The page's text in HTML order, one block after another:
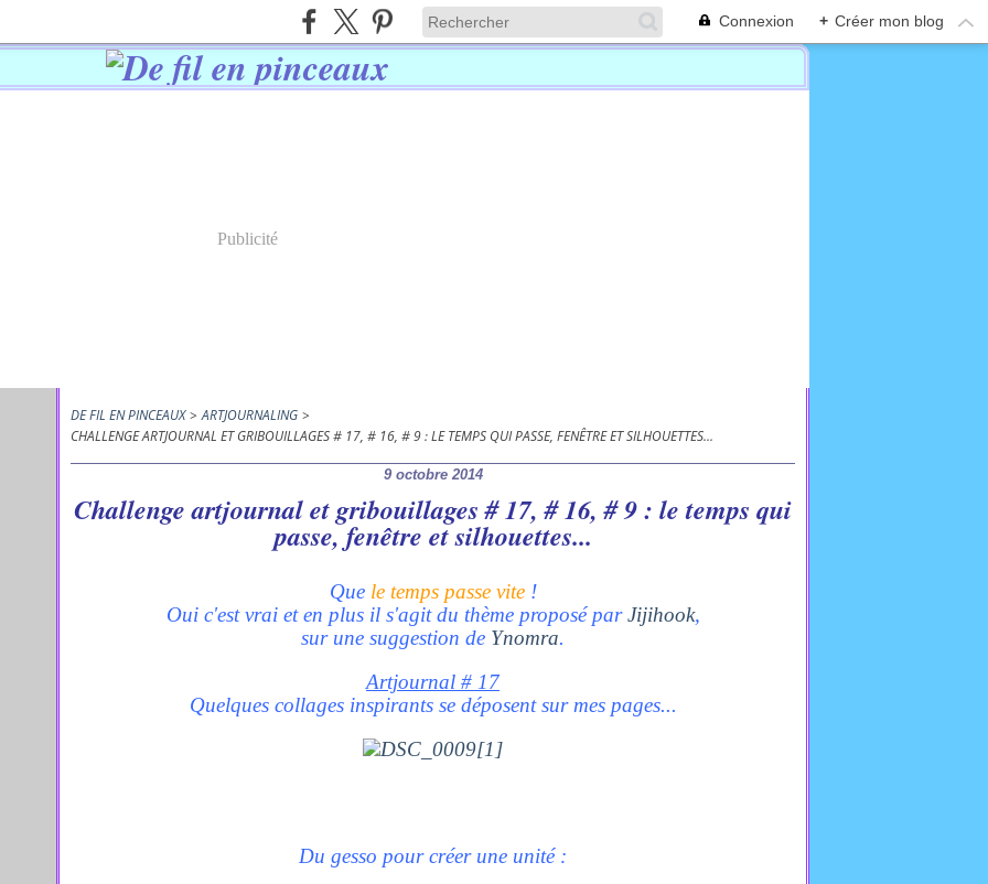
Connexion + Créer mon blog
Publicité
DE FIL EN PINCEAUX > ARTJOURNALING >
CHALLENGE ARTJOURNAL ET GRIBOUILLAGES # 17, # 16, # 9 : LE TEMPS QUI PASSE, FENÊTRE ET SILHOUETTES...
9 octobre 2014
Challenge artjournal et gribouillages # 17, # 16, # 9 : le temps qui
passe, fenêtre et silhouettes...
Que le temps passe vite!
Oui c'est vrai et en plus il s'agit du thème proposé parJijihook,
sur une suggestion de Ynomra.
Artjournal # 17
Quelques collages inspirants se déposent sur mes pages...
Du gesso pour créer une unité :